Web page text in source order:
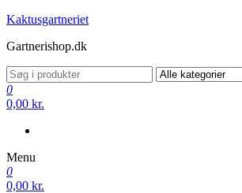
Videre
indhold
Kaktusgartneriet
Gartnerishop.dk
0
0,00 kr.
Menu
0
0,00 kr.